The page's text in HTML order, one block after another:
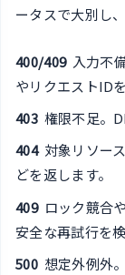
ータスで大別し
400/409 入力不
やリクエストID
403 権限不足。
404 対象リソー
どを返します。
409 ロック競合
安全な再試行を
500 想定外例外